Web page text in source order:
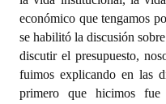
económico que tengamos
se habilitó la discusión
discutir el presupuesto,
fuimos explicando en las
primero que hicimos